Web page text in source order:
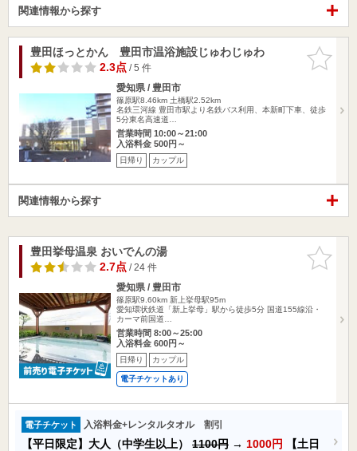
関連情報から探す
お気に入
りに追加
豊田ほっとかん 豊田市温浴施設じゅわじゅわ
2.3点/ 5 件
愛知県 / 豊田市
篠原駅8.46km 土橋駅2.52km
名鉄三河線 豊田市駅より名鉄バス利用、本新町下車、徒歩
5分東名高速道…
営業時間 10:00～21:00
入浴料金 500円～
日帰り カップル
関連情報から探す
お気に入
りに追加
豊田挙母温泉 おいでんの湯
2.7点/ 24 件
愛知県 / 豊田市
篠原駅9.60km 新上挙母駅95m
愛知環状鉄道「新上挙母」駅から徒歩5分 国道155線沿・
カーマ前国道…
営業時間 8:00～25:00
入浴料金 600円～
日帰り カップル
電子チケットあり
電子チケット 入浴料金+レンタルタオル 割引
【平日限定】大人（中学生以上） 1100円 → 1000円
【土日